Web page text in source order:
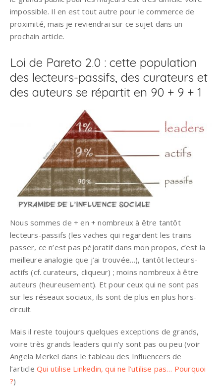
impossible. Il en est tout autre pour le commerce de
proximité, mais je reviendrai sur ce sujet dans un
prochain article.
Loi de Pareto 2.0 : cette population
des lecteurs-passifs, des curateurs et
des auteurs se répartit en 90 + 9 + 1
Nous sommes de + en + nombreux à être tantôt
lecteurs-passifs (les vaches qui regardent les trains
passer, ce n’est pas péjoratif dans mon propos, c’est la
meilleure analogie que j’ai trouvée…), tantôt lecteurs-
actifs (cf. curateurs, cliqueur) ; moins nombreux à être
auteurs (heureusement). Et pour ceux qui ne sont pas
sur les réseaux sociaux, ils sont de plus en plus hors-
circuit.
Mais il reste toujours quelques exceptions de grands,
voire très grands leaders qui n’y sont pas ou peu (voir
Angela Merkel dans le tableau des Influencers de
l’articleQui utilise Linkedin, qui ne l’utilise pas… Pourquoi
?)